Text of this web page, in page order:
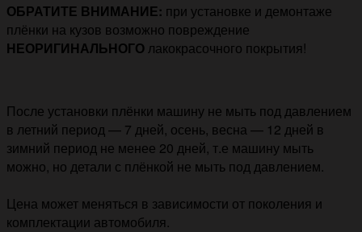
ОБРАТИТЕ ВНИМАНИЕ: при установке и демонтаже
плёнки на кузов возможно повреждение
НЕОРИГИНАЛЬНОГОлакокрасочного покрытия!
После установки плёнки машину не мыть под давлением
в летний период — 7 дней, осень, весна — 12 дней в
зимний период не менее 20 дней, т.е машину мыть
можно, но детали с плёнкой не мыть под давлением.
Цена может меняться в зависимости от поколения и
комплектации автомобиля.